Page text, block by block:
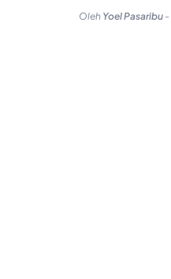
Oleh Yoel Pasaribu -